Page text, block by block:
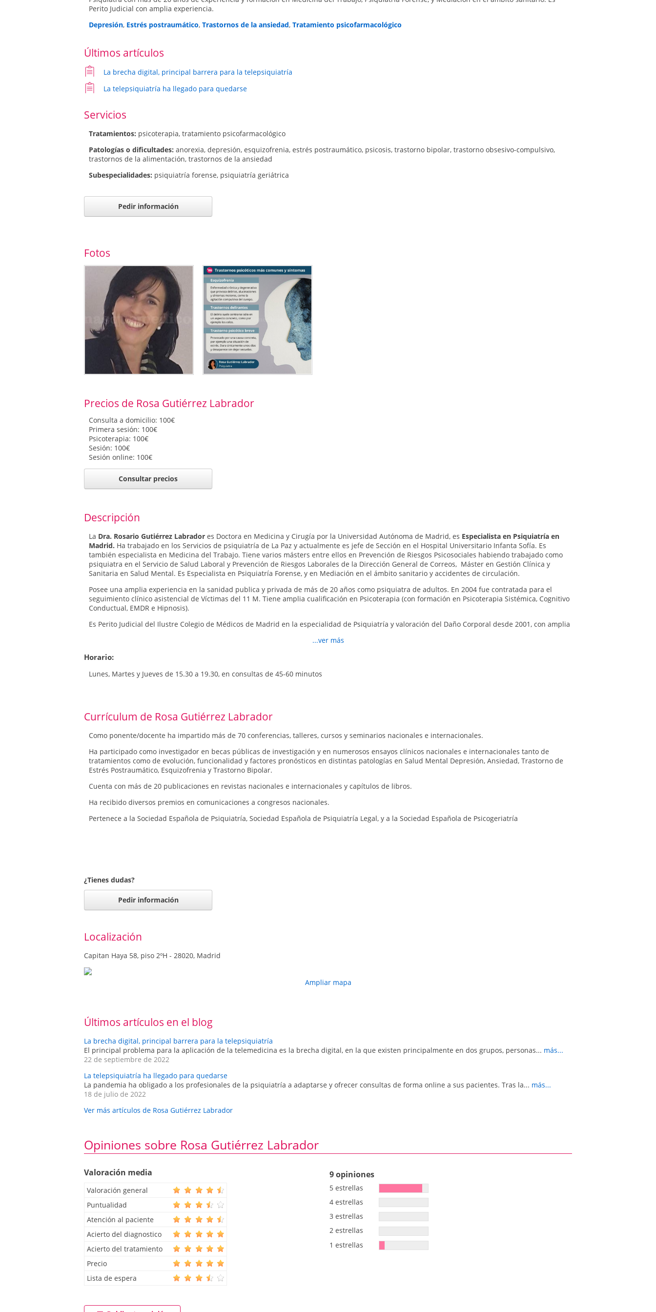
Perito Judicial con amplia experiencia.
Depresión, Estrés postraumático, Trastornos de la ansiedad, Tratamiento psicofarmacológico
Últimos artículos
La brecha digital, principal barrera para la telepsiquiatría
La telepsiquiatría ha llegado para quedarse
Servicios
Tratamientos: psicoterapia, tratamiento psicofarmacológico
Patologí­as o dificultades: anorexia, depresión, esquizofrenia, estrés postraumático, psicosis, trastorno bipolar, trastorno obsesivo-compulsivo,
trastornos de la alimentación, trastornos de la ansiedad
Subespecialidades: psiquiatría forense, psiquiatría geriátrica
Pedir información
Fotos
Precios de Rosa Gutiérrez Labrador
Consulta a domicilio: 100€
Primera sesión: 100€
Psicoterapia: 100€
Sesión: 100€
Sesión online: 100€
Consultar precios
Descripción
La Dra. Rosario Gutiérrez Labrador es Doctora en Medicina y Cirugía por la Universidad Autónoma de Madrid, es Especialista en Psiquiatría en
Madrid. Ha trabajado en los Servicios de psiquiatría de La Paz y actualmente es jefe de Sección en el Hospital Universitario Infanta Sofía. Es
también especialista en Medicina del Trabajo. Tiene varios másters entre ellos en Prevención de Riesgos Psicosociales habiendo trabajado como
psiquiatra en el Servicio de Salud Laboral y Prevención de Riesgos Laborales de la Dirección General de Correos, Máster en Gestión Clínica y
Sanitaria en Salud Mental. Es Especialista en Psiquiatría Forense, y en Mediación en el ámbito sanitario y accidentes de circulación.
Posee una amplia experiencia en la sanidad publica y privada de más de 20 años como psiquiatra de adultos. En 2004 fue contratada para el
seguimiento clínico asistencial de Víctimas del 11 M. Tiene amplia cualificación en Psicoterapia (con formación en Psicoterapia Sistémica, Cognitivo
Conductual, EMDR e Hipnosis).
Es Perito Judicial del Ilustre Colegio de Médicos de Madrid en la especialidad de Psiquiatría y valoración del Daño Corporal desde 2001, con amplia
Mental.
La Dra. Gutiérrez Labrador es también Profesora Asociada de Psiquiatría de la Facultad de Medicina la Universidad Europea de Madrid.
...ver más
Horario:
Lunes, Martes y Jueves de 15.30 a 19.30, en consultas de 45-60 minutos
Currículum de Rosa Gutiérrez Labrador
Como ponente/docente ha impartido más de 70 conferencias, talleres, cursos y seminarios nacionales e internacionales.
Ha participado como investigador en becas públicas de investigación y en numerosos ensayos clínicos nacionales e internacionales tanto de
tratamientos como de evolución, funcionalidad y factores pronósticos en distintas patologías en Salud Mental Depresión, Ansiedad, Trastorno de
Estrés Postraumático, Esquizofrenia y Trastorno Bipolar.
Cuenta con más de 20 publicaciones en revistas nacionales e internacionales y capítulos de libros.
Ha recibido diversos premios en comunicaciones a congresos nacionales.
Pertenece a la Sociedad Española de Psiquiatría, Sociedad Española de Psiquiatría Legal, y a la Sociedad Española de Psicogeriatría
¿Tienes dudas?
Pedir información
Localización
Capitan Haya 58, piso 2ºH - 28020, Madrid
Ampliar mapa
Últimos artículos en el blog
La brecha digital, principal barrera para la telepsiquiatría
El principal problema para la aplicación de la telemedicina es la brecha digital, en la que existen principalmente en dos grupos, personas... más...
22 de septiembre de 2022
La telepsiquiatría ha llegado para quedarse
La pandemia ha obligado a los profesionales de la psiquiatría a adaptarse y ofrecer consultas de forma online a sus pacientes. Tras la... más...
18 de julio de 2022
Ver más artículos de Rosa Gutiérrez Labrador
Opiniones sobre Rosa Gutiérrez Labrador
Valoración media
Valoración general
Puntualidad
Atención al paciente
Acierto del diagnostico
Acierto del tratamiento
Precio
Lista de espera
9 opiniones
5 estrellas
4 estrellas
3 estrellas
2 estrellas
1 estrellas